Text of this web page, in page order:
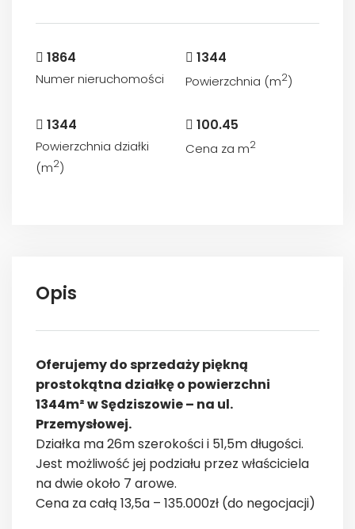
1864
Numer nieruchomości
1344
Powierzchnia (m2)
1344
Powierzchnia działki
(m2)
100.45
Cena za m2
Opis
Oferujemy do sprzedaży piękną
prostokątna działkę o powierzchni
1344m² w Sędziszowie – na ul.
Przemysłowej.
Działka ma 26m szerokości i 51,5m długości.
Jest możliwość jej podziału przez właściciela
na dwie około 7 arowe.
Cena za całą 13,5a – 135.000zł (do negocjacji)